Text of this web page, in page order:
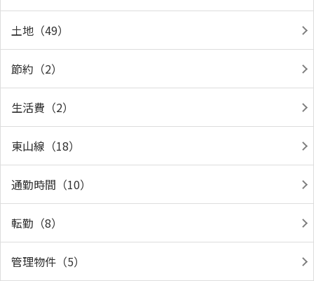
土地（49）
節約（2）
生活費（2）
東山線（18）
通勤時間（10）
転勤（8）
管理物件（5）